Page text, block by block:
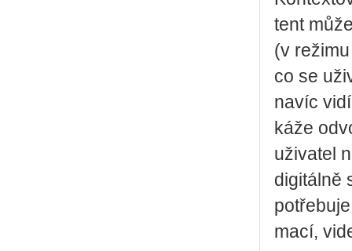
tent
(v
co se
navíc
ká­že
uži­va­tel
di­gi­tál­ně
ma­cí,